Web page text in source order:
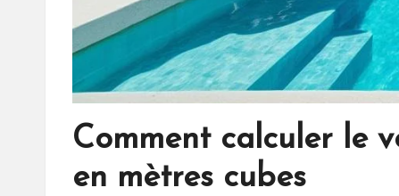
Comment calculer le
en mètres cubes